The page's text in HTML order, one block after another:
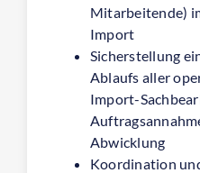
Mitarbeitende)
Import
Sicherstellung
Ablaufs aller
Import-
Abwicklung
Koordination